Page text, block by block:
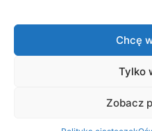
Chcę
Tylko
Zobacz
Polityka prywatności